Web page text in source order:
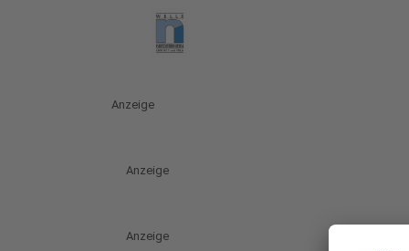
Anzeige
Anzeige
Anzeige